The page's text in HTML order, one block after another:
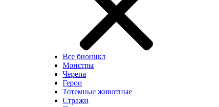
Все бионикл
Монстры
Черепа
Герои
Тотемные животные
Стражи